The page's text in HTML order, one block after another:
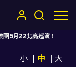
團5月22北高巡演！
小 中 大